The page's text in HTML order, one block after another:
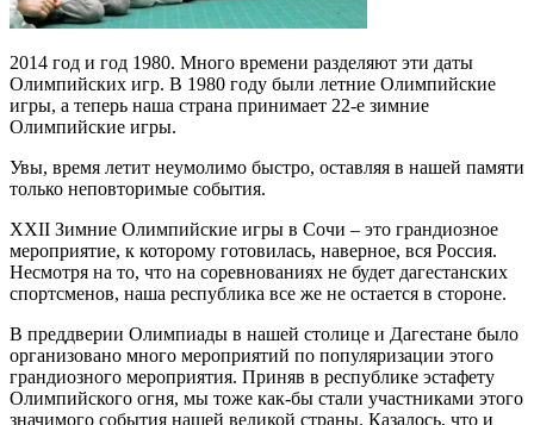
2014 год и год 1980. Много времени разделяют эти даты
Олимпийских игр. В 1980 году были летние Олимпийские
игры, а теперь наша страна принимает 22-е зимние
Олимпийские игры.
Увы, время летит неумолимо быстро, оставляя в нашей памяти
только неповторимые события.
XXII Зимние Олимпийские игры в Сочи – это грандиозное
мероприятие, к которому готовилась, наверное, вся Россия.
Несмотря на то, что на соревнованиях не будет дагестанских
спортсменов, наша республика все же не остается в стороне.
В преддверии Олимпиады в нашей столице и Дагестане было
организовано много мероприятий по популяризации этого
грандиозного мероприятия. Приняв в республике эстафету
Олимпийского огня, мы тоже как-бы стали участниками этого
значимого события нашей великой страны. Казалось, что и